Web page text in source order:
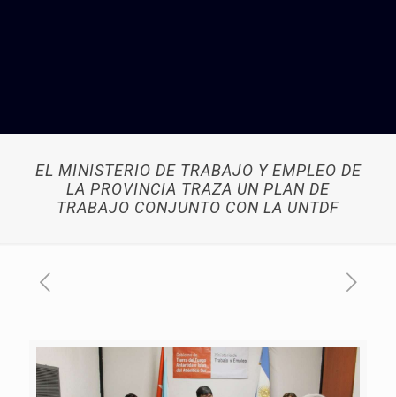
EL MINISTERIO DE TRABAJO Y EMPLEO DE
LA PROVINCIA TRAZA UN PLAN DE
TRABAJO CONJUNTO CON LA UNTDF